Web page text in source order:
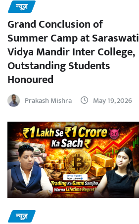
न्यूज़
Grand Conclusion of
Summer Camp at Saraswati
Vidya Mandir Inter College,
Outstanding Students
Honoured
Prakash Mishra May 19, 2026
न्यूज़